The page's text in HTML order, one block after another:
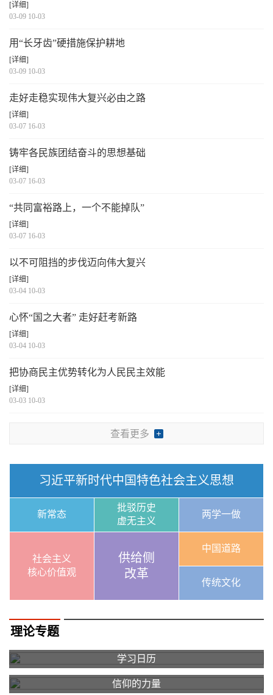
[详细]
03-09 10-03
用“长牙齿”硬措施保护耕地
[详细]
03-09 10-03
走好走稳实现伟大复兴必由之路
[详细]
03-07 16-03
铸牢各民族团结奋斗的思想基础
[详细]
03-07 16-03
“共同富裕路上，一个不能掉队”
[详细]
03-07 16-03
以不可阻挡的步伐迈向伟大复兴
[详细]
03-04 10-03
心怀“国之大者” 走好赶考新路
[详细]
03-04 10-03
把协商民主优势转化为人民民主效能
[详细]
03-03 10-03
查看更多
习近平新时代中国特色社会主义思想
新常态
批驳历史
虚无主义
两学一做
社会主义
核心价值观
供给侧
改革
中国道路
传统文化
理论专题
学习日历
信仰的力量